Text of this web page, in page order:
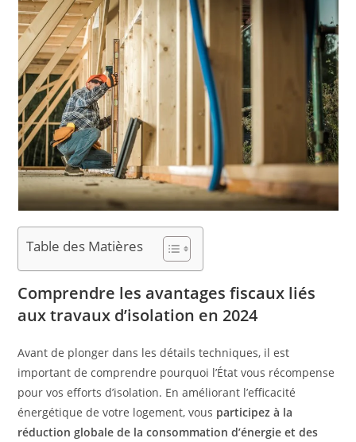
Table des Matières
Comprendre les avantages fiscaux liés
aux travaux d’isolation en 2024
Avant de plonger dans les détails techniques, il est
important de comprendre pourquoi l’État vous récompense
pour vos efforts d’isolation. En améliorant l’efficacité
énergétique de votre logement, vous participez à la
réduction globale de la consommation d’énergie et des